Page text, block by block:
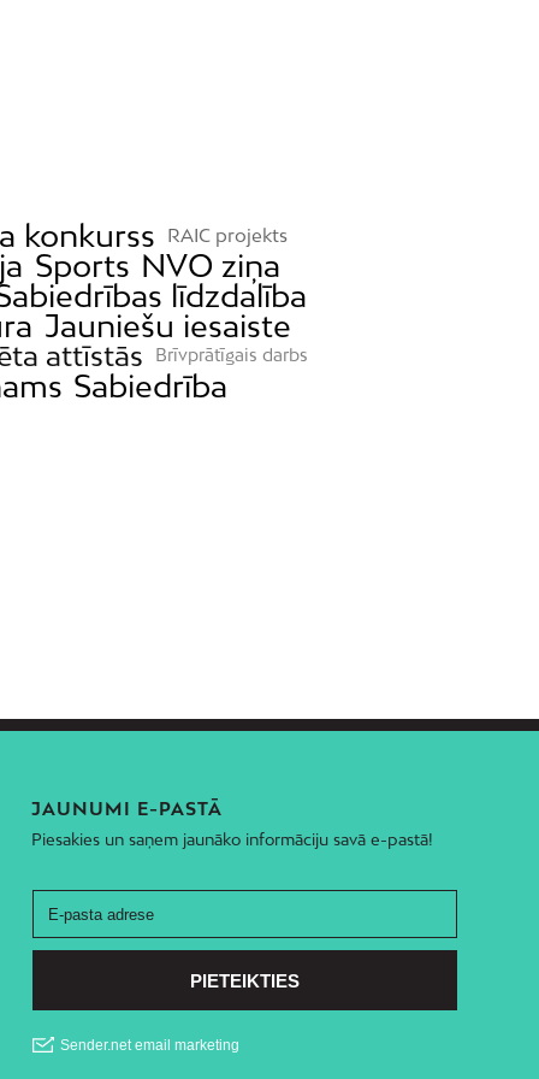
konkurss RAIC projekts
Sports NVO ziņa
līdzdalība
Jauniešu iesaiste
attīstās Brīvprātīgais darbs
Sabiedrība
JAUNUMI E-PASTĀ
Piesakies un saņem jaunāko informāciju savā e-pastā!